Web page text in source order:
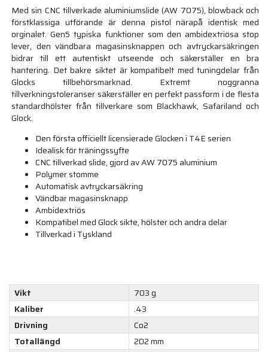
Med sin CNC tillverkade aluminiumslide (AW 7075), blowback och
förstklassiga utförande är denna pistol närapå identisk med
orginalet. Gen5 typiska funktioner som den ambidextriösa stop
lever, den vändbara magasinsknappen och avtryckarsäkringen
bidrar till ett autentiskt utseende och säkerställer en bra
hantering. Det bakre siktet är kompatibelt med tuningdelar från
Glocks tillbehörsmarknad. Extremt noggranna
tillverkningstoleranser säkerställer en perfekt passform i de flesta
standardhölster från tillverkare som Blackhawk, Safariland och
Glock.
Den första officiellt licensierade Glocken i T4E serien
Idealisk för träningssyfte
CNC tillverkad slide, gjord av AW 7075 aluminium
Polymer stomme
Automatisk avtryckarsäkring
Vändbar magasinsknapp
Ambidextriös
Kompatibel med Glock sikte, hölster och andra delar
Tillverkad i Tyskland
Vikt
703 g
Kaliber
.43
Drivning
Co2
Totallängd
202 mm